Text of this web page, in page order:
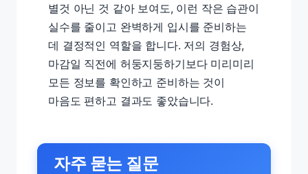
별것 아닌 것 같아 보여도, 이런 작은 습관이
실수를 줄이고 완벽하게 입시를 준비하는
데 결정적인 역할을 합니다. 저의 경험상,
마감일 직전에 허둥지둥하기보다 미리미리
모든 정보를 확인하고 준비하는 것이
마음도 편하고 결과도 좋았습니다.
자주 묻는 질문